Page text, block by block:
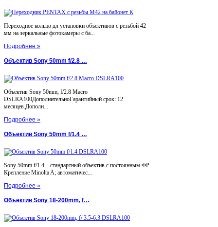
Переходное кольцо дл установки объективов с резьбой 42
мм на зеркальные фотокамеры с ба...
Подробнее »
Объектив Sony 50mm f/2.8 …
Объектив Sony 50mm, f/2.8 Macro
DSLRA100ДополнительноГарантийный срок: 12
месяцев.Дополн...
Подробнее »
Объектив Sony 50mm f/1.4 …
Sony 50mm f/1.4 – стандартный объектив с постоянным ФР.
Крепление Minolta A; автоматичес...
Подробнее »
Объектив Sony 18-200mm, f…